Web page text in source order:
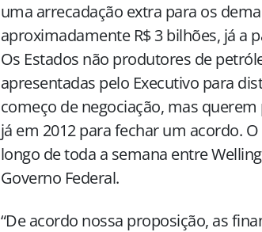
uma arrecadação extra para os
aproximadamente R$ 3 bilhões, já a
Os Estados não produtores de
apresentadas pelo Executivo para
começo de negociação, mas
já em 2012 para fechar um acordo.
longo de toda a semana entre
Governo Federal.
“De acordo nossa proposição, as